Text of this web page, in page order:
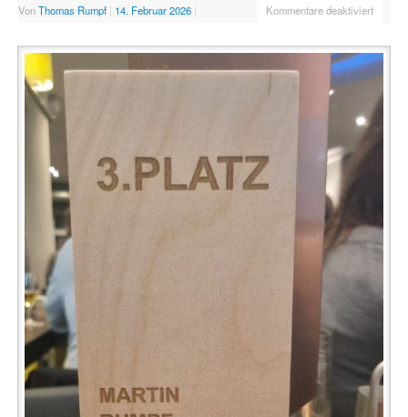
VonThomas Rumpf | 14. Februar 2026 | Kommentare deaktiviert